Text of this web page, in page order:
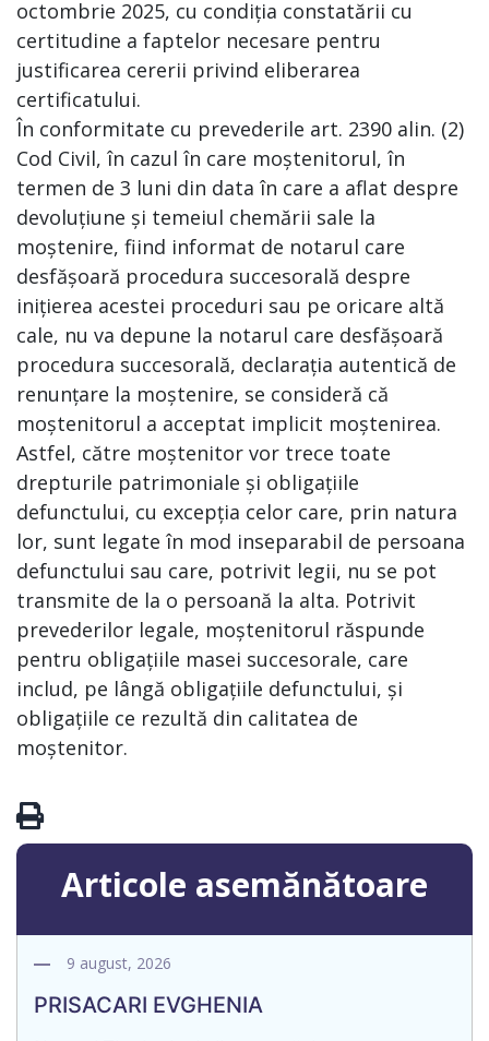
octombrie 2025, cu condiția constatării cu
certitudine a faptelor necesare pentru
justificarea cererii privind eliberarea
certificatului.
În conformitate cu prevederile art. 2390 alin. (2)
Cod Civil, în cazul în care moștenitorul, în
termen de 3 luni din data în care a aflat despre
devoluțiune și temeiul chemării sale la
moștenire, fiind informat de notarul care
desfășoară procedura succesorală despre
inițierea acestei proceduri sau pe oricare altă
cale, nu va depune la notarul care desfășoară
procedura succesorală, declarația autentică de
renunțare la moștenire, se consideră că
moștenitorul a acceptat implicit moștenirea.
Astfel, către moștenitor vor trece toate
drepturile patrimoniale și obligațiile
defunctului, cu excepția celor care, prin natura
lor, sunt legate în mod inseparabil de persoana
defunctului sau care, potrivit legii, nu se pot
transmite de la o persoană la alta. Potrivit
prevederilor legale, moștenitorul răspunde
pentru obligațiile masei succesorale, care
includ, pe lângă obligațiile defunctului, și
obligațiile ce rezultă din calitatea de
moștenitor.
Articole asemănătoare
9 august, 2026
PRISACARI EVGHENIA